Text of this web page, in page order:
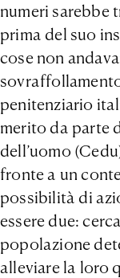
numeri sarebbe
prima del suo
cose non
penitenziario
merito da parte
dell’uomo
fronte a un
possibilità di
essere due:
popolazione
alleviare la loro